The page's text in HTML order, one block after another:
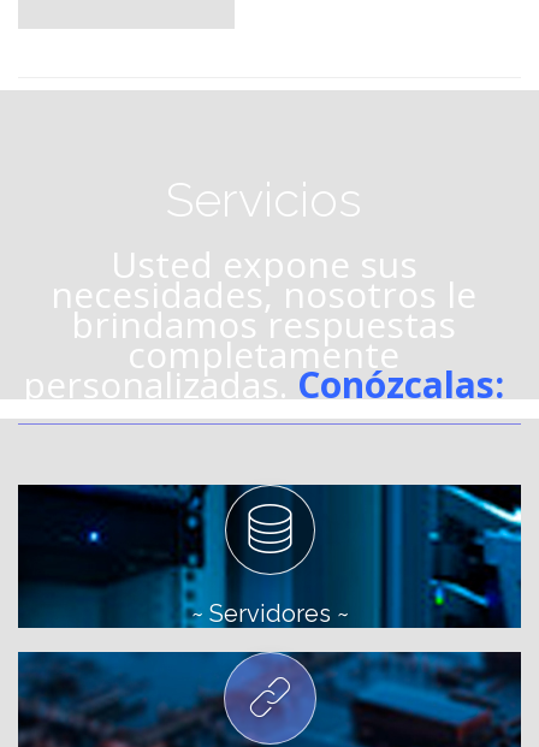
Servicios
Usted expone sus
necesidades, nosotros le
brindamos respuestas
completamente
personalizadas.Conózcalas:
~ Servidores ~